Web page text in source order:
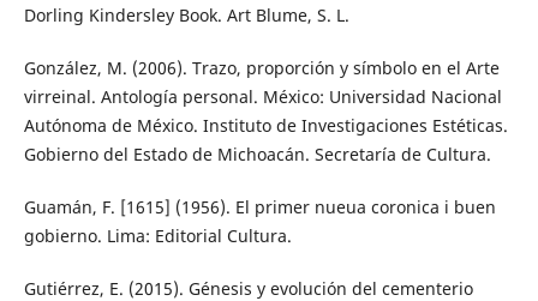
Dorling Kindersley Book. Art Blume, S. L.
González, M. (2006). Trazo, proporción y símbolo en el Arte
virreinal. Antología personal. México: Universidad Nacional
Autónoma de México. Instituto de Investigaciones Estéticas.
Gobierno del Estado de Michoacán. Secretaría de Cultura.
Guamán, F. [1615] (1956). El primer nueua coronica i buen
gobierno. Lima: Editorial Cultura.
Gutiérrez, E. (2015). Génesis y evolución del cementerio